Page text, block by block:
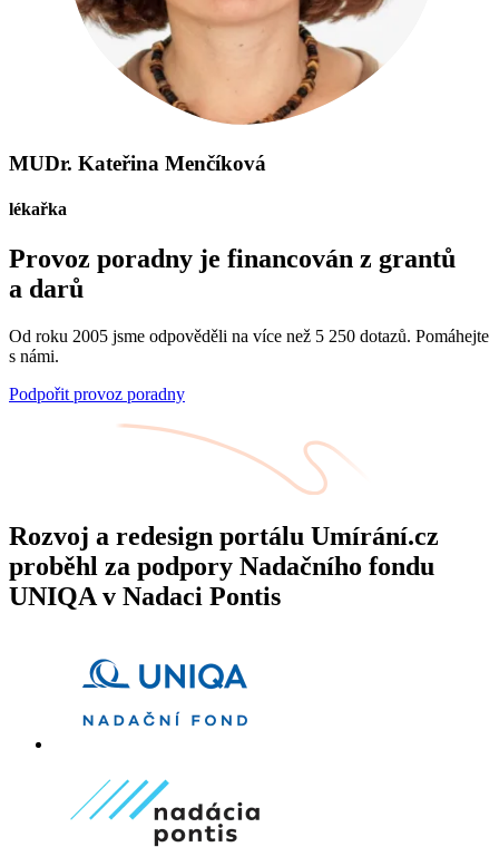
MUDr. Kateřina Menčíková
lékařka
Provoz poradny je financován z grantů
a darů
Od roku 2005 jsme odpověděli na více než 5 250 dotazů. Pomáhejte
s námi.
Podpořit provoz poradny
Rozvoj a redesign portálu Umírání.cz
proběhl za podpory Nadačního fondu
UNIQA v Nadaci Pontis